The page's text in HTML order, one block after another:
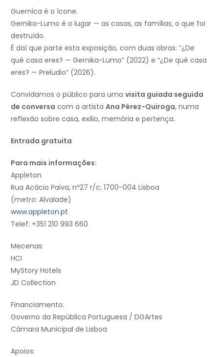
Guernica é o ícone.
Gernika-Lumo é o lugar — as casas, as famílias, o que foi
destruído.
É daí que parte esta exposição, com duas obras: “¿De
qué casa eres? — Gernika-Lumo” (2022) e “¿De qué casa
eres? — Preludio” (2026).
Convidamos o público para uma visita guiada seguida
de conversa com a artista Ana Pérez-Quiroga, numa
reflexão sobre casa, exilio, memória e pertença.
Entrada gratuita
Para mais informações:
Appleton
Rua Acácio Paiva, nº27 r/c; 1700-004 Lisboa
(metro: Alvalade)
www.appleton.pt
Telef: +351 210 993 660
Mecenas:
HCI
MyStory Hotels
JD Collection
Financiamento:
Governo da República Portuguesa / DGArtes
Câmara Municipal de Lisboa
Apoios: